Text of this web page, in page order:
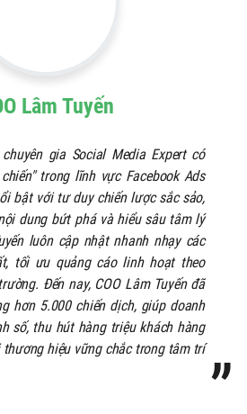
Lâm Tuyến
gia Social Media Expert có
trong lĩnh vực Facebook Ads
bật với tư duy chiến lược sắc sảo,
dung bứt phá và hiểu sâu tâm lý
luôn cập nhật nhanh nhạy các
tối ưu quảng cáo linh hoạt theo
Đến nay, COO Lâm Tuyến đã
hơn 5.000 chiến dịch, giúp doanh
số, thu hút hàng triệu khách hàng
hiệu vững chắc trong tâm trí